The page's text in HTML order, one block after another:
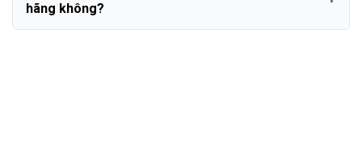
hãng không?